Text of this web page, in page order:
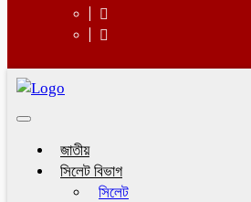
Toggle
জাতীয়
সিলেট বিভাগ
সিলেট